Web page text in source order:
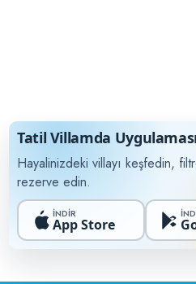
Tatil Villamda
Hayalinizdeki villayı keşfedin,
rezerve edin.
İNDİR
App Store